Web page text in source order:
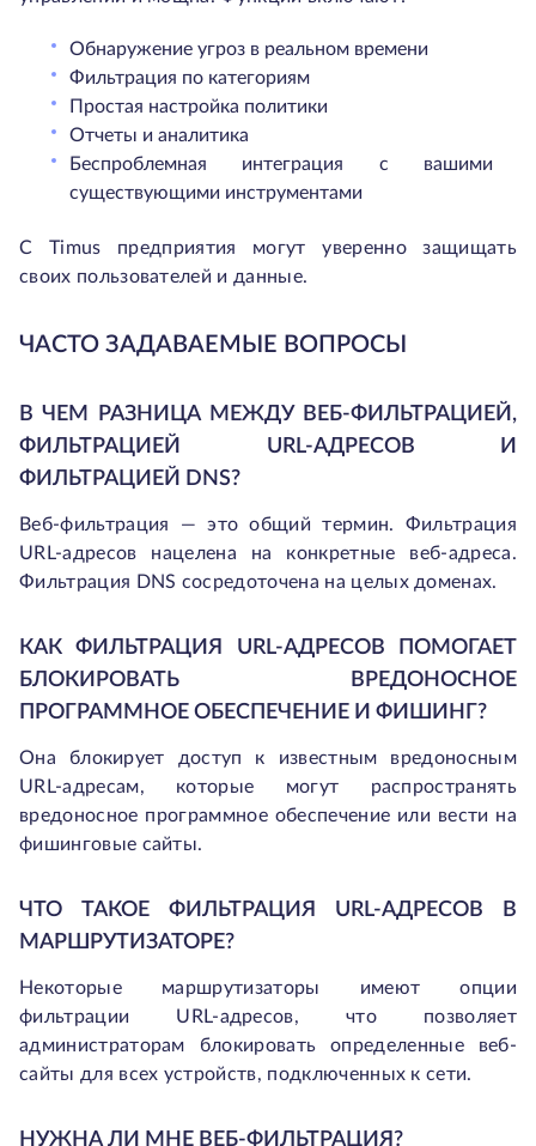
Обнаружение угроз в реальном времени
Фильтрация по категориям
Простая настройка политики
Отчеты и аналитика
Беспроблемная интеграция с вашими
существующими инструментами
С Timus предприятия могут уверенно защищать
своих пользователей и данные.
ЧАСТО ЗАДАВАЕМЫЕ ВОПРОСЫ
В ЧЕМ РАЗНИЦА МЕЖДУ ВЕБ-ФИЛЬТРАЦИЕЙ,
ФИЛЬТРАЦИЕЙ URL-АДРЕСОВ И
ФИЛЬТРАЦИЕЙ DNS?
Веб-фильтрация — это общий термин. Фильтрация
URL-адресов нацелена на конкретные веб-адреса.
Фильтрация DNS сосредоточена на целых доменах.
КАК ФИЛЬТРАЦИЯ URL-АДРЕСОВ ПОМОГАЕТ
БЛОКИРОВАТЬ ВРЕДОНОСНОЕ
ПРОГРАММНОЕ ОБЕСПЕЧЕНИЕ И ФИШИНГ?
Она блокирует доступ к известным вредоносным
URL-адресам, которые могут распространять
вредоносное программное обеспечение или вести на
фишинговые сайты.
ЧТО ТАКОЕ ФИЛЬТРАЦИЯ URL-АДРЕСОВ В
МАРШРУТИЗАТОРЕ?
Некоторые маршрутизаторы имеют опции
фильтрации URL-адресов, что позволяет
администраторам блокировать определенные веб-
сайты для всех устройств, подключенных к сети.
НУЖНА ЛИ МНЕ ВЕБ-ФИЛЬТРАЦИЯ?